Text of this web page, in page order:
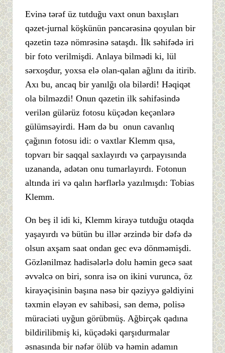
Evinə tərəf üz tutduğu vaxt onun baxışları
qəzet-jurnal köşkünün pəncərəsinə qoyulan bir
qəzetin təzə nömrəsinə sataşdı. İlk səhifədə iri
bir foto verilmişdi. Anlaya bilmədi ki, lül
sərxoşdur, yoxsa elə olan-qalan ağlını da itirib.
Axı bu, ancaq bir yanılğı ola bilərdi! Həqiqət
ola bilməzdi! Onun qəzetin ilk səhifəsində
verilən gülərüz fotosu küçədən keçənlərə
gülümsəyirdi. Həm də bu onun cavanlıq
çağının fotosu idi: o vaxtlar Klemm qısa,
topvarı bir saqqal saxlayırdı və çarpayısında
uzananda, adətən onu tumarlayırdı. Fotonun
altında iri və qalın hərflərlə yazılmışdı: Tobias
Klemm.
On beş il idi ki, Klemm kirayə tutduğu otaqda
yaşayırdı və bütün bu illər ərzində bir dəfə də
olsun axşam saat ondan gec evə dönməmişdi.
Gözlənilməz hadisələrlə dolu həmin gecə saat
əvvəlcə on biri, sonra isə on ikini vurunca, öz
kirayəçisinin başına nəsə bir qəziyyə gəldiyini
təxmin eləyən ev sahibəsi, sən demə, polisə
müraciəti uyğun görübmüş. Ağbirçək qadına
bildirilibmiş ki, küçədəki qarşıdurmalar
əsnasında bir nəfər ölüb və həmin adamın